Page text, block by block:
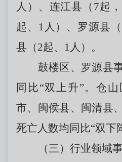
人）、连江县（7起
起、1人）、罗源县
县（2起、1人）。
鼓楼区、罗源县
同比“双上升”。仓
市、闽侯县、闽清县
死亡人数均同比“双下
（三）行业领域